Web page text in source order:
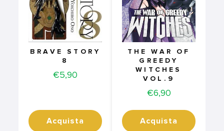
BRAVE STORY
8
Price
€5,90
Acquista
THE WAR OF
GREEDY
WITCHES
VOL.9
Price
€6,90
Acquista